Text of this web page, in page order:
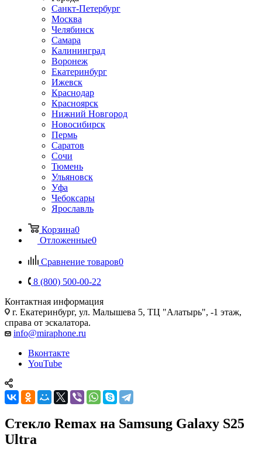
Санкт-Петербург
Москва
Челябинск
Самара
Калининград
Воронеж
Екатеринбург
Ижевск
Краснодар
Красноярск
Нижний Новгород
Новосибирск
Пермь
Саратов
Сочи
Тюмень
Ульяновск
Уфа
Чебоксары
Ярославль
Корзина0
Отложенные0
Сравнение товаров0
8 (800) 500-00-22
Контактная информация
г. Екатеринбург, ул. Малышева 5, ТЦ "Алатырь", -1 этаж,
справа от эскалатора.
info@miraphone.ru
Вконтакте
YouTube
Стекло Remax на Samsung Galaxy S25
Ultra